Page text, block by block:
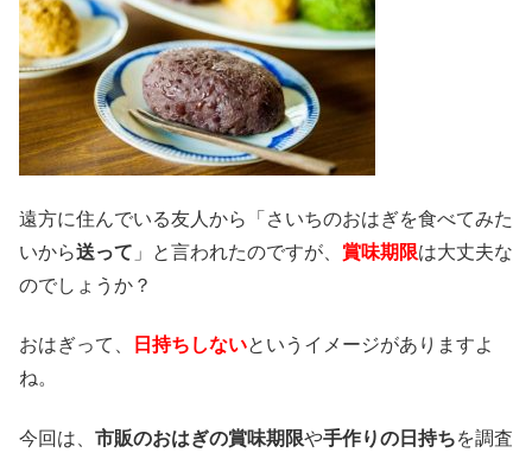
遠方に住んでいる友人から「さいちのおはぎを食べてみた
いから送って 」と言われたのですが、 賞味期限は大丈夫な
のでしょうか？
おはぎって、 日持ちしないというイメージがありますよ
ね。
今回は、 市販のおはぎの賞味期限や手作りの日持ちを調査